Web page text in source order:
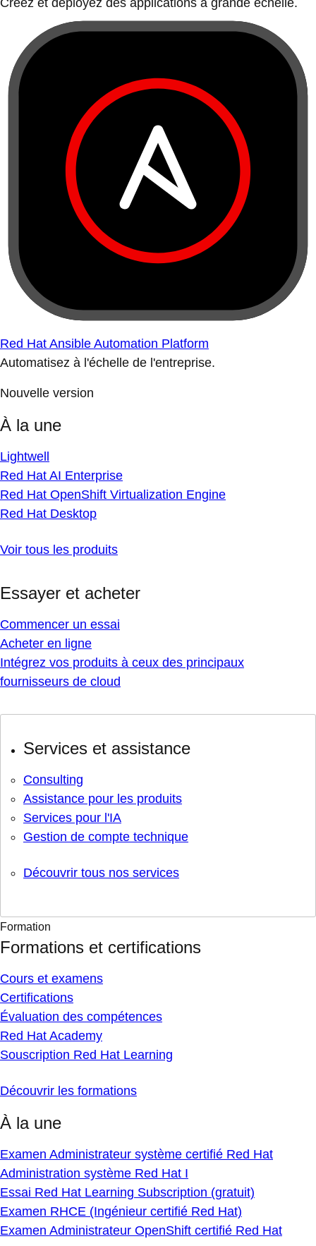
Créez et déployez des applications à grande échelle.
Red Hat Ansible Automation Platform
Automatisez à l'échelle de l'entreprise.
Nouvelle version
À la une
Lightwell
Red Hat AI Enterprise
Red Hat OpenShift Virtualization Engine
Red Hat Desktop
Voir tous les produits
Essayer et acheter
Commencer un essai
Acheter en ligne
Intégrez vos produits à ceux des principaux
fournisseurs de cloud
Services et assistance
Consulting
Assistance pour les produits
Services pour l'IA
Gestion de compte technique
Découvrir tous nos services
Formation
Formations et certifications
Cours et examens
Certifications
Évaluation des compétences
Red Hat Academy
Souscription Red Hat Learning
Découvrir les formations
À la une
Examen Administrateur système certifié Red Hat
Administration système Red Hat I
Essai Red Hat Learning Subscription (gratuit)
Examen RHCE (Ingénieur certifié Red Hat)
Examen Administrateur OpenShift certifié Red Hat